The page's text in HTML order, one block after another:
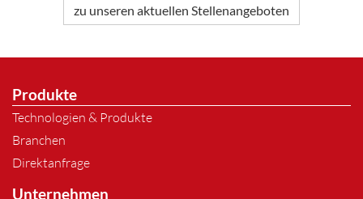
zu unseren aktuellen Stellenangeboten
Produkte
Technologien & Produkte
Branchen
Direktanfrage
Unternehmen